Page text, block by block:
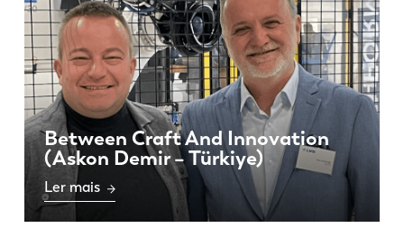
Between Craft And Innovation
(Askon Demir – Türkiye)
Ler mais